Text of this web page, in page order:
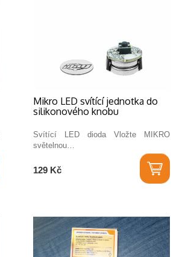
Mikro LED svítící jednotka do
silikonového knobu
Svítící LED dioda Vložte MIKRO
světelnou…
129 Kč